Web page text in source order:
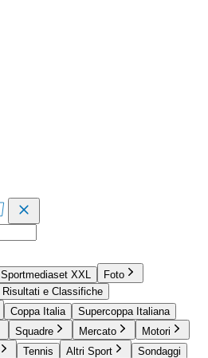
Sportmediaset XXL
Foto
Risultati e Classifiche
Coppa Italia
Supercoppa Italiana
Squadre Mercato
Motori
Tennis Altri Sport
Sondaggi